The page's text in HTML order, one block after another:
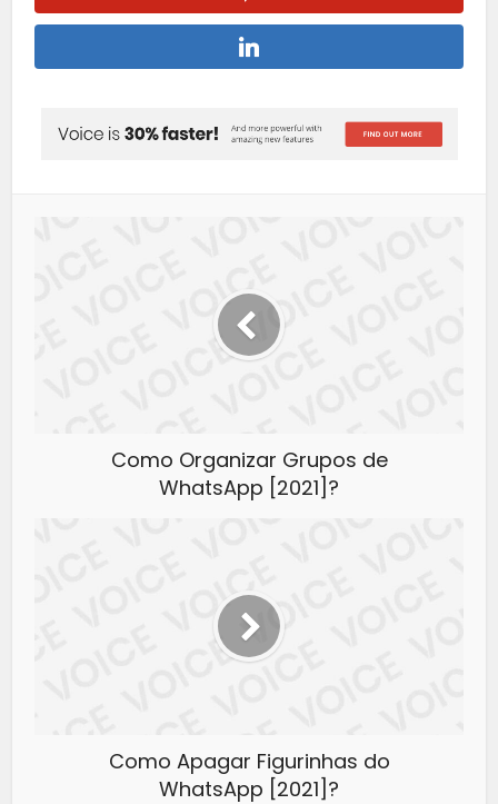
Como Organizar Grupos de
WhatsApp [2021]?
Como Apagar Figurinhas do
WhatsApp [2021]?